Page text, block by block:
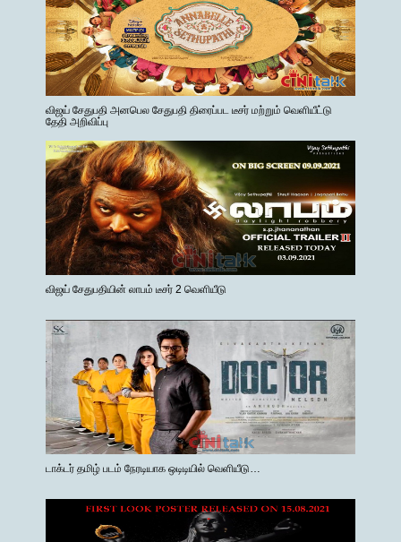
விஜய் சேதுபதி அனபெல சேதுபதி திரைப்பட டீசர் மற்றும் வெளியீட்டு
தேதி அறிவிப்பு
விஜய் சேதுபதியின் லாபம் டீசர் 2 வெளியீடு
டாக்டர் தமிழ் படம் நேரடியாக ஒடிடியில் வெளியீடு…